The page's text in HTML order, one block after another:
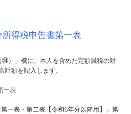
所得税申告書第一表
㊹）」欄に、本人を含めた定額減税の対
計額を記入します。
一表・第二表【令和6年分以降用】」第